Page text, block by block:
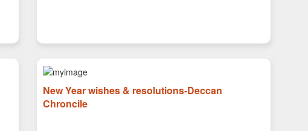
New Year wishes & resolutions-Deccan
Chroncile